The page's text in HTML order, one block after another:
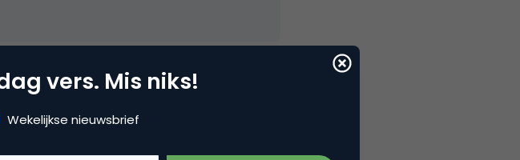
vers. Mis niks!
Wekelijkse nieuwsbrief